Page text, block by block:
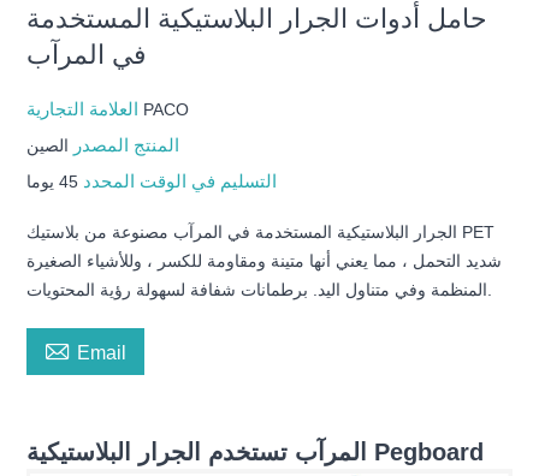
حامل أدوات الجرار البلاستيكية المستخدمة
في المرآب
PACO
المنتج المصدر الصين
التسليم في الوقت المحدد 45 يوما
الجرار البلاستيكية المستخدمة في المرآب مصنوعة من بلاستيك PET
شديد التحمل ، مما يعني أنها متينة ومقاومة للكسر ، وللأشياء الصغيرة
 Email
المرآب تستخدم الجرار البلاستيكية Pegboard